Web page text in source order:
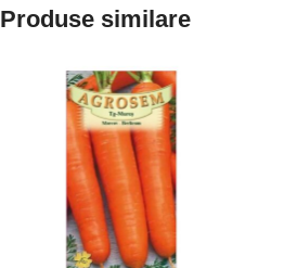
Produse similare